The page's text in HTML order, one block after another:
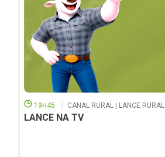
19H45 CANAL RURAL | LANCE RURAL
LANCE NA TV